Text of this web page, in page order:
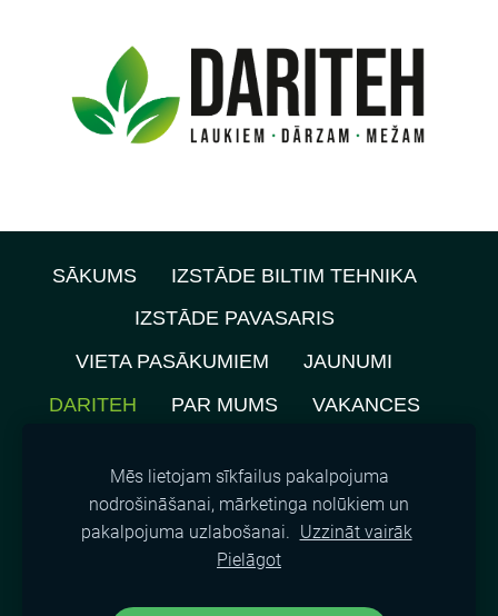
SĀKUMS
IZSTĀDE BILTIM TEHNIKA
IZSTĀDE PAVASARIS
VIETA PASĀKUMIEM
JAUNUMI
DARITEH
PAR MUMS
VAKANCES
NOMNIEKU KARTE
KONTAKTI
SĪKDATNES
©2021, SIA A.M.L.
Mēs lietojam sīkfailus pakalpojuma
nodrošināšanai, mārketinga nolūkiem un
pakalpojuma uzlabošanai. Uzzināt vairāk
Pielāgot